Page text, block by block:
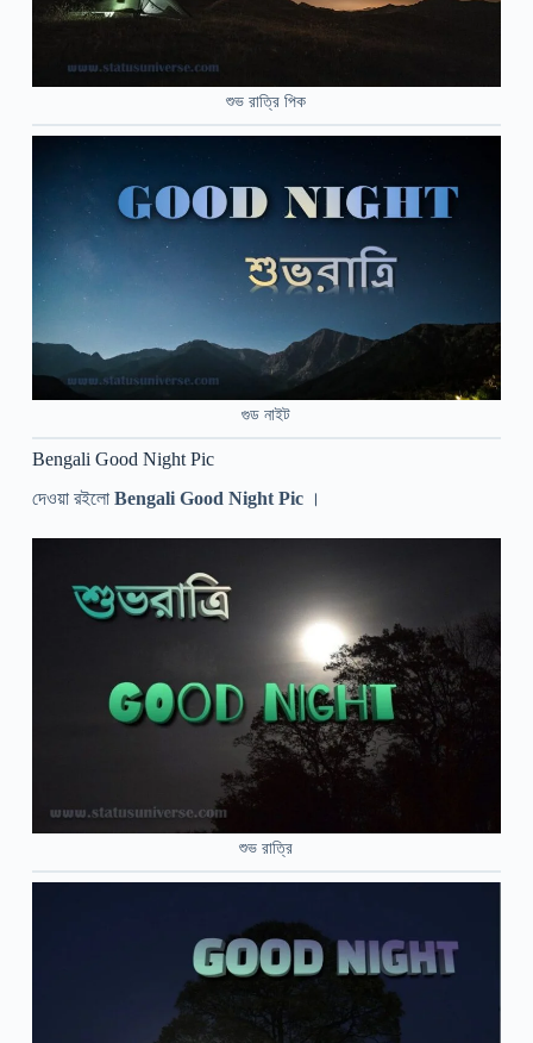
শুভ রাত্রি পিক
গুড নাইট
Bengali Good Night Pic
দেওয়া রইলো Bengali Good Night Pic।
শুভ রাত্রি